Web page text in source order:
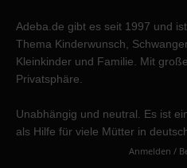
Adeba.de gibt es seit 1997 und
Thema Kinderwunsch,
Kleinkinder und Familie. Mit
Privatsphäre.
Unabhängig und neutral. Es ist
als Hilfe für viele Mütter in
Anmelden /